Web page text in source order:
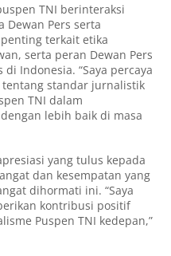
TNI berinteraksi
Dewan Pers serta
terkait etika
serta peran Dewan Pers
Indonesia. “Saya percaya
standar jurnalistik
TNI dalam
lebih baik di masa
yang tulus kepada
dan kesempatan yang
dihormati ini. “Saya
kontribusi positif
Puspen TNI kedepan,”